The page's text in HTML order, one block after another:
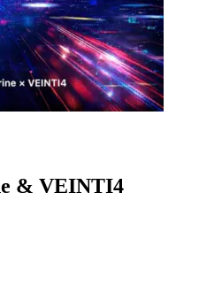
& VEINTI4